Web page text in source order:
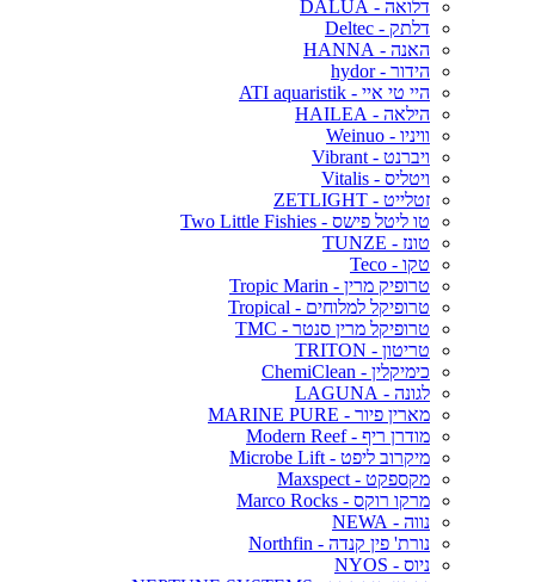
דלואה - DALUA
דלתק - Deltec
האנה - HANNA
הידור - hydor
היי טי איי - ATI aquaristik
הילאה - HAILEA
וויניו - Weinuo
ויברנט - Vibrant
ויטליס - Vitalis
זטלייט - ZETLIGHT
טו ליטל פישס - Two Little Fishies
טונז - TUNZE
טקו - Teco
טרופיק מרין - Tropic Marin
טרופיקל למלוחים - Tropical
טרופיקל מרין סנטר - TMC
טריטון - TRITON
כימיקלין - ChemiClean
לגונה - LAGUNA
מארין פיור - MARINE PURE
מודרן ריף - Modern Reef
מיקרוב ליפט - Microbe Lift
מקספקט - Maxspect
מרקו רוקס - Marco Rocks
נווה - NEWA
נורת' פין קנדה - Northfin
ניוס - NYOS